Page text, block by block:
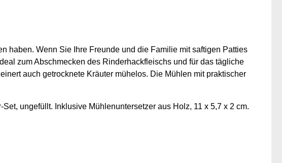
haben. Wenn Sie Ihre Freunde und die Familie mit saftigen Patties
zum Abschmecken des Rinderhackfleischs und für das tägliche
auch getrocknete Kräuter mühelos. Die Mühlen mit praktischer
ungefüllt. Inklusive Mühlenuntersetzer aus Holz, 11 x 5,7 x 2 cm.